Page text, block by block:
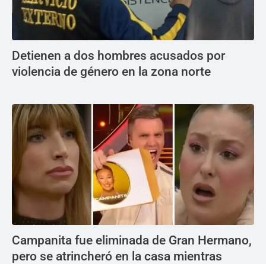
Detienen a dos hombres acusados por
violencia de género en la zona norte
Campanita fue eliminada de Gran Hermano,
pero se atrincheró en la casa mientras